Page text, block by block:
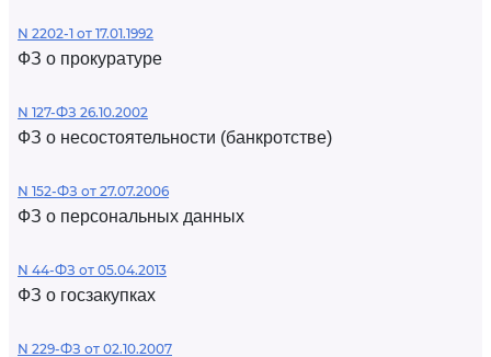
N 2202-1 от 17.01.1992
ФЗ о прокуратуре
N 127-ФЗ 26.10.2002
ФЗ о несостоятельности (банкротстве)
N 152-ФЗ от 27.07.2006
ФЗ о персональных данных
N 44-ФЗ от 05.04.2013
ФЗ о госзакупках
N 229-ФЗ от 02.10.2007